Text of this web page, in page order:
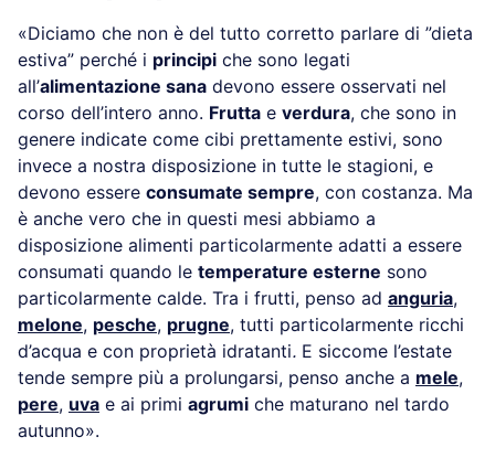
«Diciamo che non è del tutto corretto parlare di ”dieta
estiva” perché i principi che sono legati
all’alimentazione sana devono essere osservati nel
corso dell’intero anno. Frutta e verdura, che sono in
genere indicate come cibi prettamente estivi, sono
invece a nostra disposizione in tutte le stagioni, e
devono essere consumate sempre, con costanza. Ma
è anche vero che in questi mesi abbiamo a
disposizione alimenti particolarmente adatti a essere
consumati quando le temperature esterne sono
particolarmente calde. Tra i frutti, penso ad anguria,
melone, pesche, prugne, tutti particolarmente ricchi
d’acqua e con proprietà idratanti. E siccome l’estate
tende sempre più a prolungarsi, penso anche a mele,
pere, uva e ai primi agrumi che maturano nel tardo
autunno».